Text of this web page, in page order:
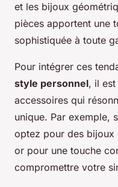
et les bijoux
pièces apportent une
sophistiquée à toute
Pour intégrer ces
style personnel, il
accessoires qui
unique. Par exemple,
optez pour des bijoux
or pour une touche
compromettre votre